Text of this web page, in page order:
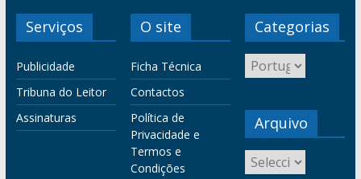
Serviços
Publicidade
Tribuna do Leitor
Assinaturas
O site
Ficha Técnica
Contactos
Política de
Privacidade e
Termos e
Condições
Categorias
Arquivo